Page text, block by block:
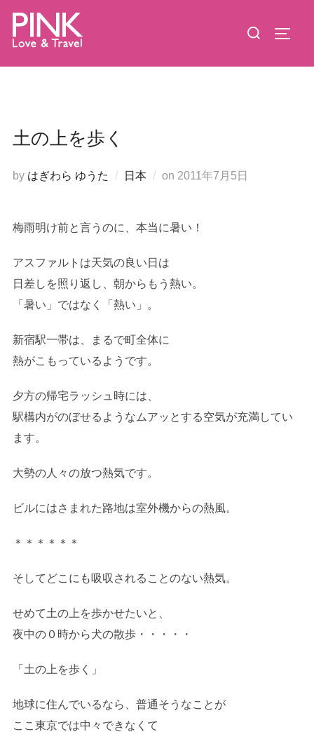
ン
検
対
土の上を歩く
by はぎわら ゆうた 日本 on 投
2011年7月5日
梅雨明け前と言うのに、本当に暑い！
アスファルトは天気の良い日は
日差しを照り返し、朝からもう熱い。
「暑い」ではなく「熱い」。
新宿駅一帯は、まるで町全体に
熱がこもっているようです。
夕方の帰宅ラッシュ時には、
駅構内がのぼせるようなムアッとする空気が充満してい
ます。
大勢の人々の放つ熱気です。
ビルにはさまれた路地は室外機からの熱風。
＊＊＊＊＊＊
そしてどこにも吸収されることのない熱気。
せめて土の上を歩かせたいと、
夜中の０時から犬の散歩・・・・・
「土の上を歩く」
地球に住んでいるなら、普通そうなことが
ここ東京では中々できなくて